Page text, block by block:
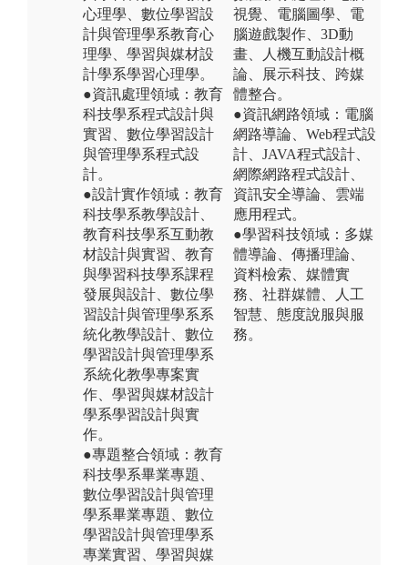
心理學、數位學習設
計與管理學系教育心
理學、學習與媒材設
計學系學習心理學。
●資訊處理領域：教育
科技學系程式設計與
實習、數位學習設計
與管理學系程式設
計。
●設計實作領域：教育
科技學系教學設計、
教育科技學系互動教
材設計與實習、教育
與學習科技學系課程
發展與設計、數位學
習設計與管理學系系
統化教學設計、數位
學習設計與管理學系
系統化教學專案實
作、學習與媒材設計
學系學習設計與實
作。
●專題整合領域：教育
科技學系畢業專題、
數位學習設計與管理
學系畢業專題、數位
學習設計與管理學系
專業實習、學習與媒
視覺、電腦圖學、電
腦遊戲製作、3D動
畫、人機互動設計概
論、展示科技、跨媒
體整合。
●資訊網路領域：電腦
網路導論、Web程式設
計、JAVA程式設計、
網際網路程式設計、
資訊安全導論、雲端
應用程式。
●學習科技領域：多媒
體導論、傳播理論、
資料檢索、媒體實
務、社群媒體、人工
智慧、態度說服與服
務。